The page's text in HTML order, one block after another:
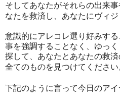
そしてあなたがそれらの出来
なたを救済し、あなたにヴィジ
意識的にアレコレ選り好みす
事を強調することなく、ゆっ
探して、あなたとあなたの救
全てのものを見つけてください
下記のように言って今日のアイ